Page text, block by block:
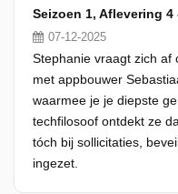
Seizoen 1, Aflevering
07-12-2025
Stephanie vraagt zich af
met appbouwer
waarmee je je diepste
techfilosoof ontdekt ze
tóch bij sollicitaties,
ingezet.